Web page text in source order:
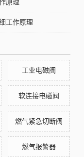
原理
工作原理
工业电磁阀
软连接电磁阀
燃气紧急切断阀
燃气报警器